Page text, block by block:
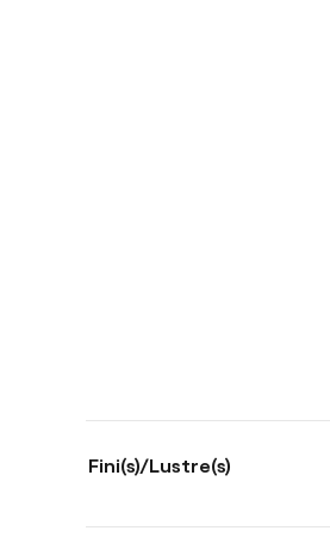
Fini(s)/Lustre(s)